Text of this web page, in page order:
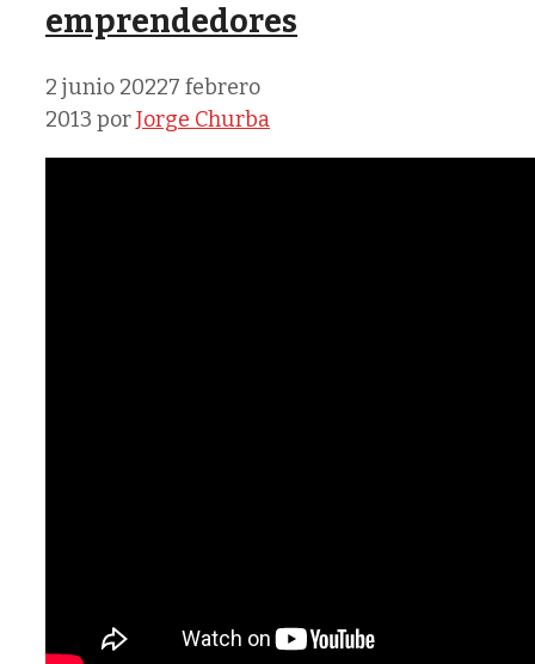
emprendedores
2 junio 20227 febrero
2013 porJorge Churba